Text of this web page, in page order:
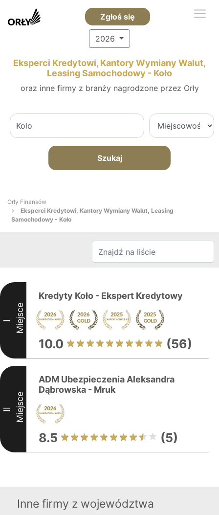
Zgłoś się
2026
Eksperci Kredytowi, Kantory Wymiany Walut,
Leasing Samochodowy - Koło
oraz inne firmy z branży nagrodzone przez Orły
Szukaj
Orły Finansów
Eksperci Kredytowi, Kantory Wymiany Walut, Leasing
Samochodowy - Koło
I Miejsce
Kredyty Koło - Ekspert Kredytowy
10.0 (56)
II Miejsce
ADM Ubezpieczenia Aleksandra
Dąbrowska - Mruk
8.5 (5)
Inne firmy z województwa